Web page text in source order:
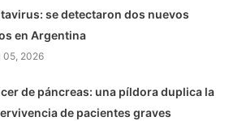
se detectaron dos nuevos
en Argentina
05, 2026
de páncreas: una píldora duplica la
de pacientes graves